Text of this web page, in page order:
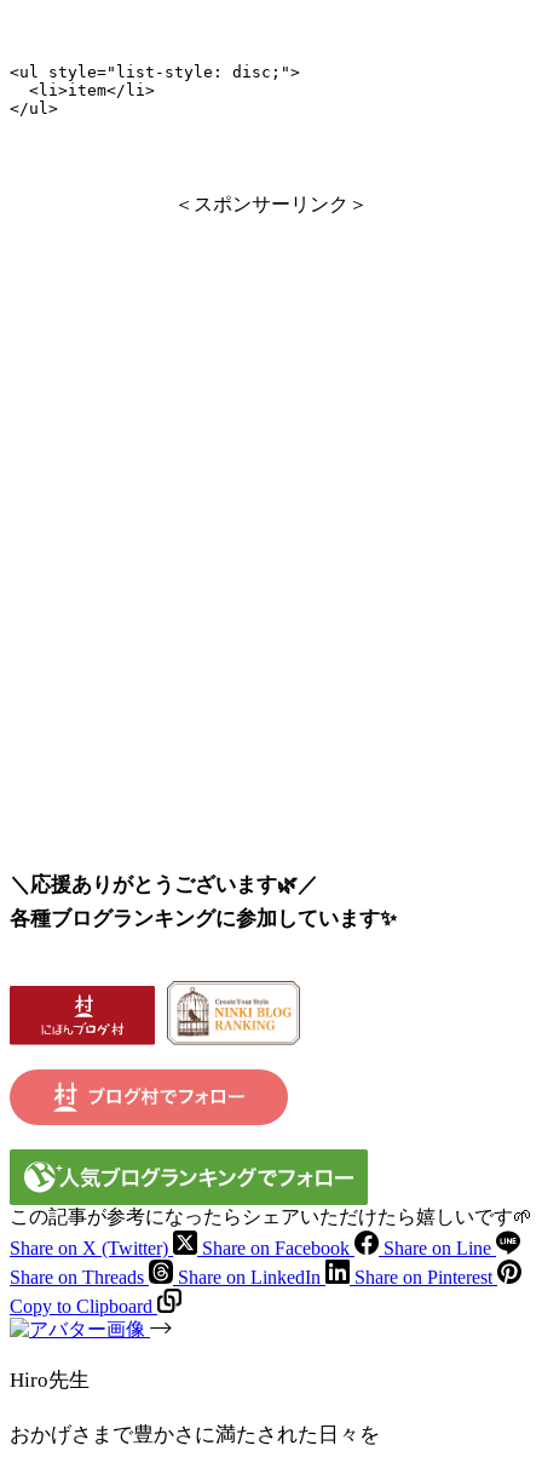
<ul style="list-style: disc;">
  <li>item</li>
</ul>
＜スポンサーリンク＞
＼応援ありがとうございます🌿／
各種ブログランキングに参加しています✨
この記事が参考になったらシェアいただけたら嬉しいです🌱
Share on X (Twitter)
Share on Facebook
Share on Line
Share on Threads
Share on LinkedIn
Share on Pinterest
Copy to Clipboard
Hiro先生
おかげさまで豊かさに満たされた日々を